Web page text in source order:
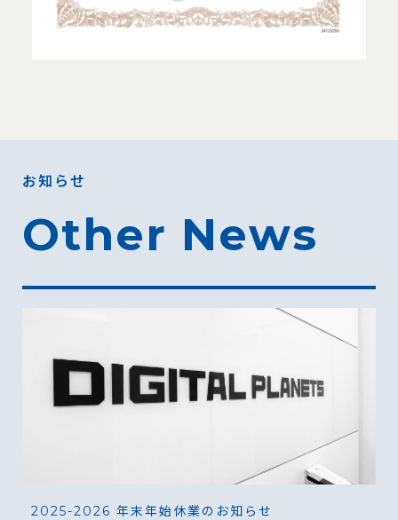
お知らせ
Other News
2025-2026 年末年始休業のお知らせ